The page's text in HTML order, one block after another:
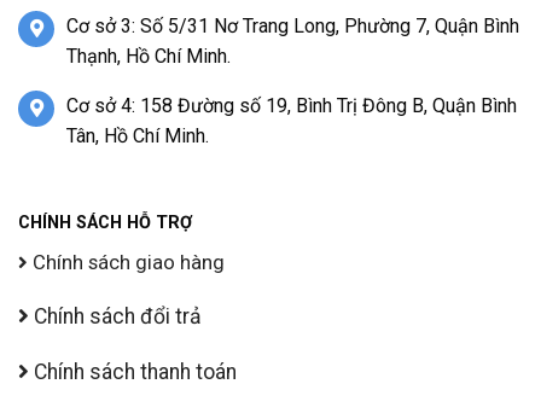
Cơ sở 3: Số 5/31 Nơ Trang Long, Phường 7, Quận Bình
Thạnh, Hồ Chí Minh.
Cơ sở 4: 158 Đường số 19, Bình Trị Đông B, Quận Bình
Tân, Hồ Chí Minh.
CHÍNH SÁCH HỖ TRỢ
Chính sách giao hàng
Chính sách đổi trả
Chính sách thanh toán